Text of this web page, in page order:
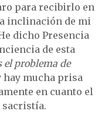
para recibirlo en
inclinación de mi
dicho Presencia
de esta
el problema de
hay mucha prisa
en cuanto el